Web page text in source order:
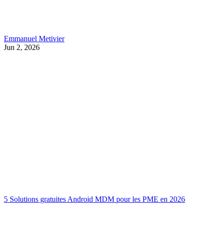
Emmanuel Metivier
Jun 2, 2026
5 Solutions gratuites Android MDM pour les PME en 2026